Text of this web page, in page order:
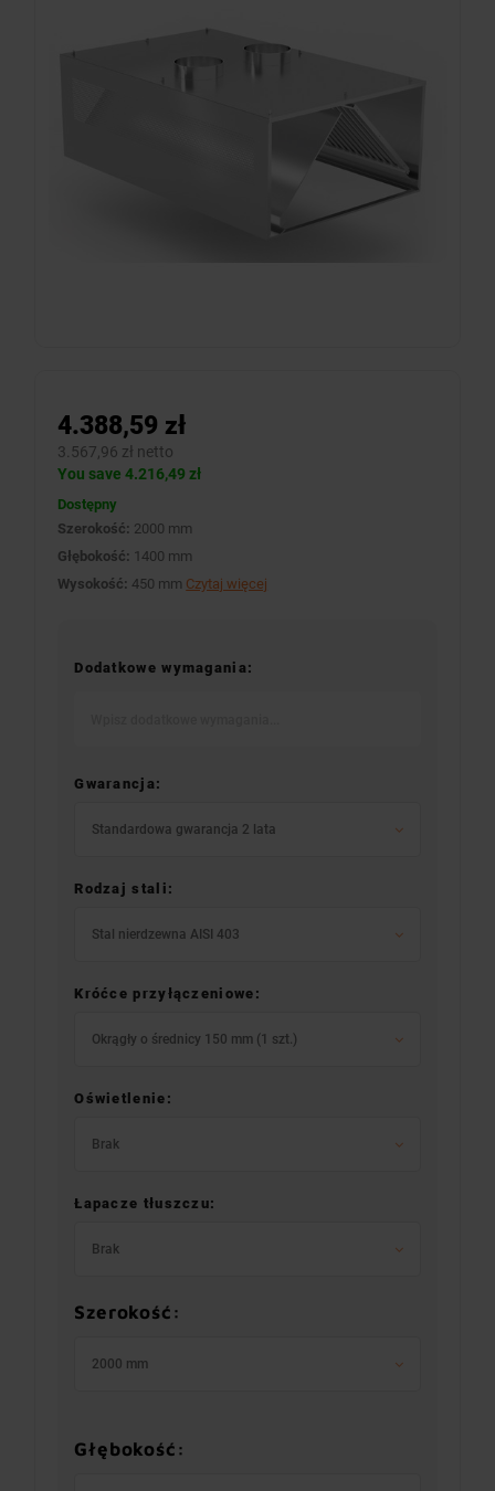
4.388,59 zł
3.567,96 zł netto
You save 4.216,49 zł
Dostępny
Szerokość: 2000 mm
Głębokość: 1400 mm
Wysokość: 450 mm Czytaj więcej
Dodatkowe wymagania:
Gwarancja:
Standardowa gwarancja 2 lata
Rodzaj stali:
Stal nierdzewna AISI 403
Króćce przyłączeniowe:
Okrągły o średnicy 150 mm (1 szt.)
Oświetlenie:
Brak
Łapacze tłuszczu:
Brak
Szerokość:
2000 mm
Głębokość: